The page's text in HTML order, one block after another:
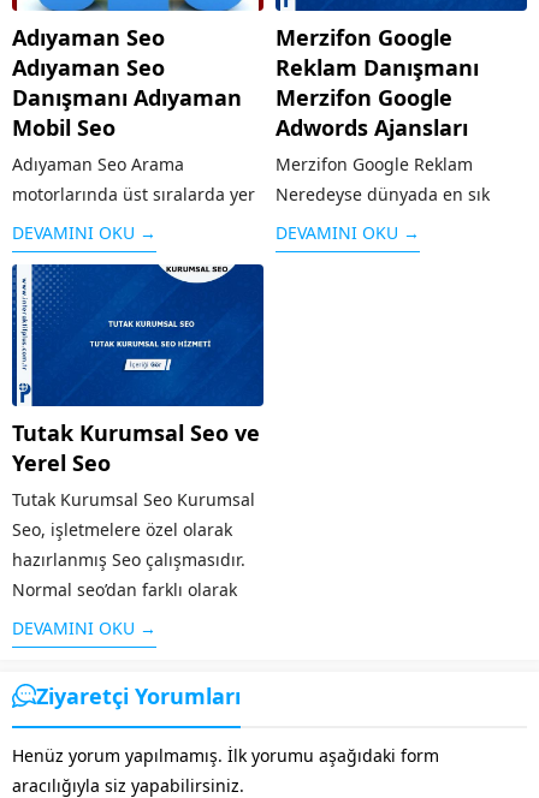
Adıyaman Seo
Adıyaman Seo
Danışmanı Adıyaman
Mobil Seo
Adıyaman Seo Arama
motorlarında üst sıralarda yer
almak için içeriğinizin uygun
hale getirilmesi
çalışması SEO olarak
adlandırılır. Arama
motorlarının sitenizi iyi bir
şekilde taraması ve aranılan
konuya kullanıcılar tarafından
çabuk ulaşması için Adıyaman
SEO desteği almanız oldukça
önemlidir. Bu...
DEVAMINI OKU →
Merzifon Google
Reklam Danışmanı
Merzifon Google
Adwords Ajansları
Merzifon Google Reklam
Neredeyse dünyada en sık
kullanılan arama motoru olan
Google’ın sunduğu reklam
DEVAMINI OKU →
Tutak Kurumsal Seo ve
Yerel Seo
Tutak Kurumsal Seo Kurumsal
Seo, işletmelere özel olarak
hazırlanmış Seo çalışmasıdır.
Normal seo’dan farklı olarak
işletmenin geniş kesimlere
ulaşması, firma tanıtımının
yapılması, sosyal medyanın
etkin olarak kullanılması gibi
faaliyet gösteren diğer rakip...
DEVAMINI OKU →
Ziyaretçi Yorumları
Henüz yorum yapılmamış. İlk yorumu aşağıdaki form
aracılığıyla siz yapabilirsiniz.